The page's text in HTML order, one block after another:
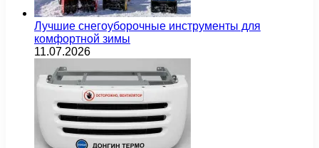
Лучшие снегоуборочные инструменты для
комфортной зимы
11.07.2026